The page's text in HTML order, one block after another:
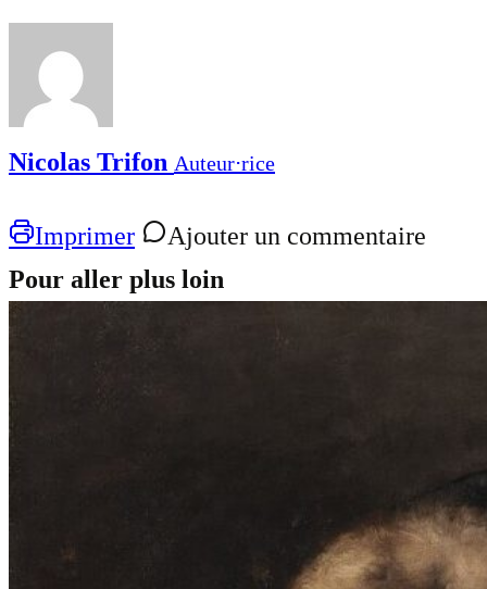
Nicolas Trifon Auteur⋅rice
Imprimer
Ajouter un commentaire
Pour aller plus loin